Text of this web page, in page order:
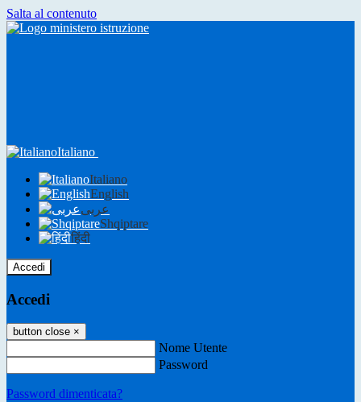
Salta al contenuto
Italiano
Italiano
English
عربى
Shqiptare
हिंदी
Accedi
Accedi
button close ×
Nome Utente
Password
Password dimenticata?